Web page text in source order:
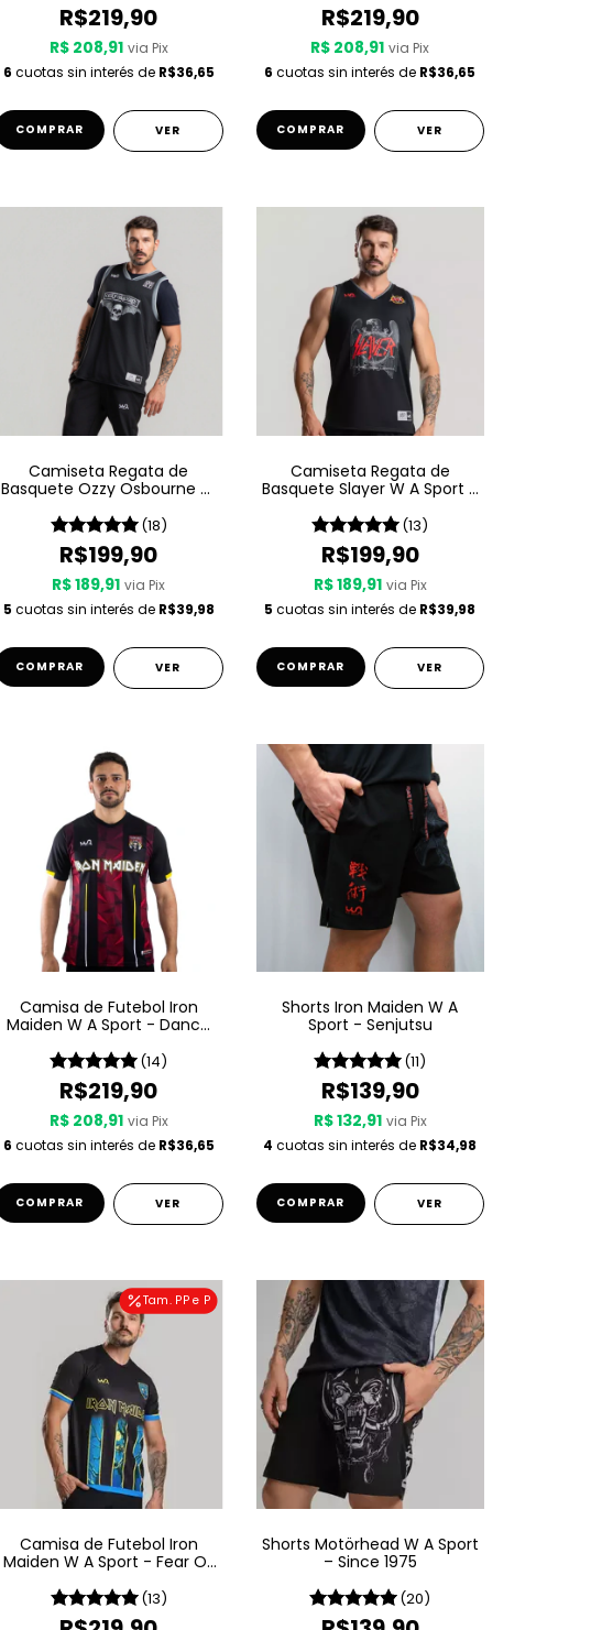
R$219,90
R$ 208,91 via Pix
6 cuotas sin interés de R$36,65
COMPRAR VER
R$219,90
R$ 208,91 via Pix
6 cuotas sin interés de R$36,65
COMPRAR VER
Camiseta Regata de
Basquete Ozzy Osbourne W
(18)
R$199,90
R$ 189,91 via Pix
5 cuotas sin interés de R$39,98
COMPRAR VER
Camiseta Regata de
Basquete Slayer W A Sport –
(13)
R$199,90
R$ 189,91 via Pix
5 cuotas sin interés de R$39,98
COMPRAR VER
Camisa de Futebol Iron
Maiden W A Sport - Dance
(14)
R$219,90
R$ 208,91 via Pix
6 cuotas sin interés de R$36,65
COMPRAR VER
Shorts Iron Maiden W A
Sport - Senjutsu
(11)
R$139,90
R$ 132,91 via Pix
4 cuotas sin interés de R$34,98
COMPRAR VER
Tam. PP e P
Camisa de Futebol Iron
Maiden W A Sport - Fear Of
(13)
Shorts Motörhead W A Sport
– Since 1975
(20)